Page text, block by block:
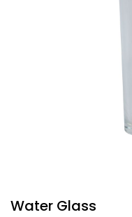
Water Glass